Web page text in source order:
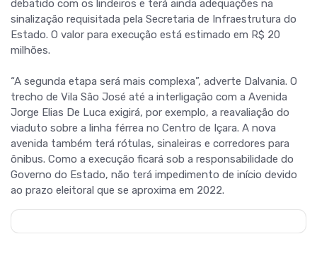
debatido com os lindeiros e terá ainda adequações na
sinalização requisitada pela Secretaria de Infraestrutura do
Estado. O valor para execução está estimado em R$ 20
milhões.
“A segunda etapa será mais complexa”, adverte Dalvania. O
trecho de Vila São José até a interligação com a Avenida
Jorge Elias De Luca exigirá, por exemplo, a reavaliação do
viaduto sobre a linha férrea no Centro de Içara. A nova
avenida também terá rótulas, sinaleiras e corredores para
ônibus. Como a execução ficará sob a responsabilidade do
Governo do Estado, não terá impedimento de início devido
ao prazo eleitoral que se aproxima em 2022.